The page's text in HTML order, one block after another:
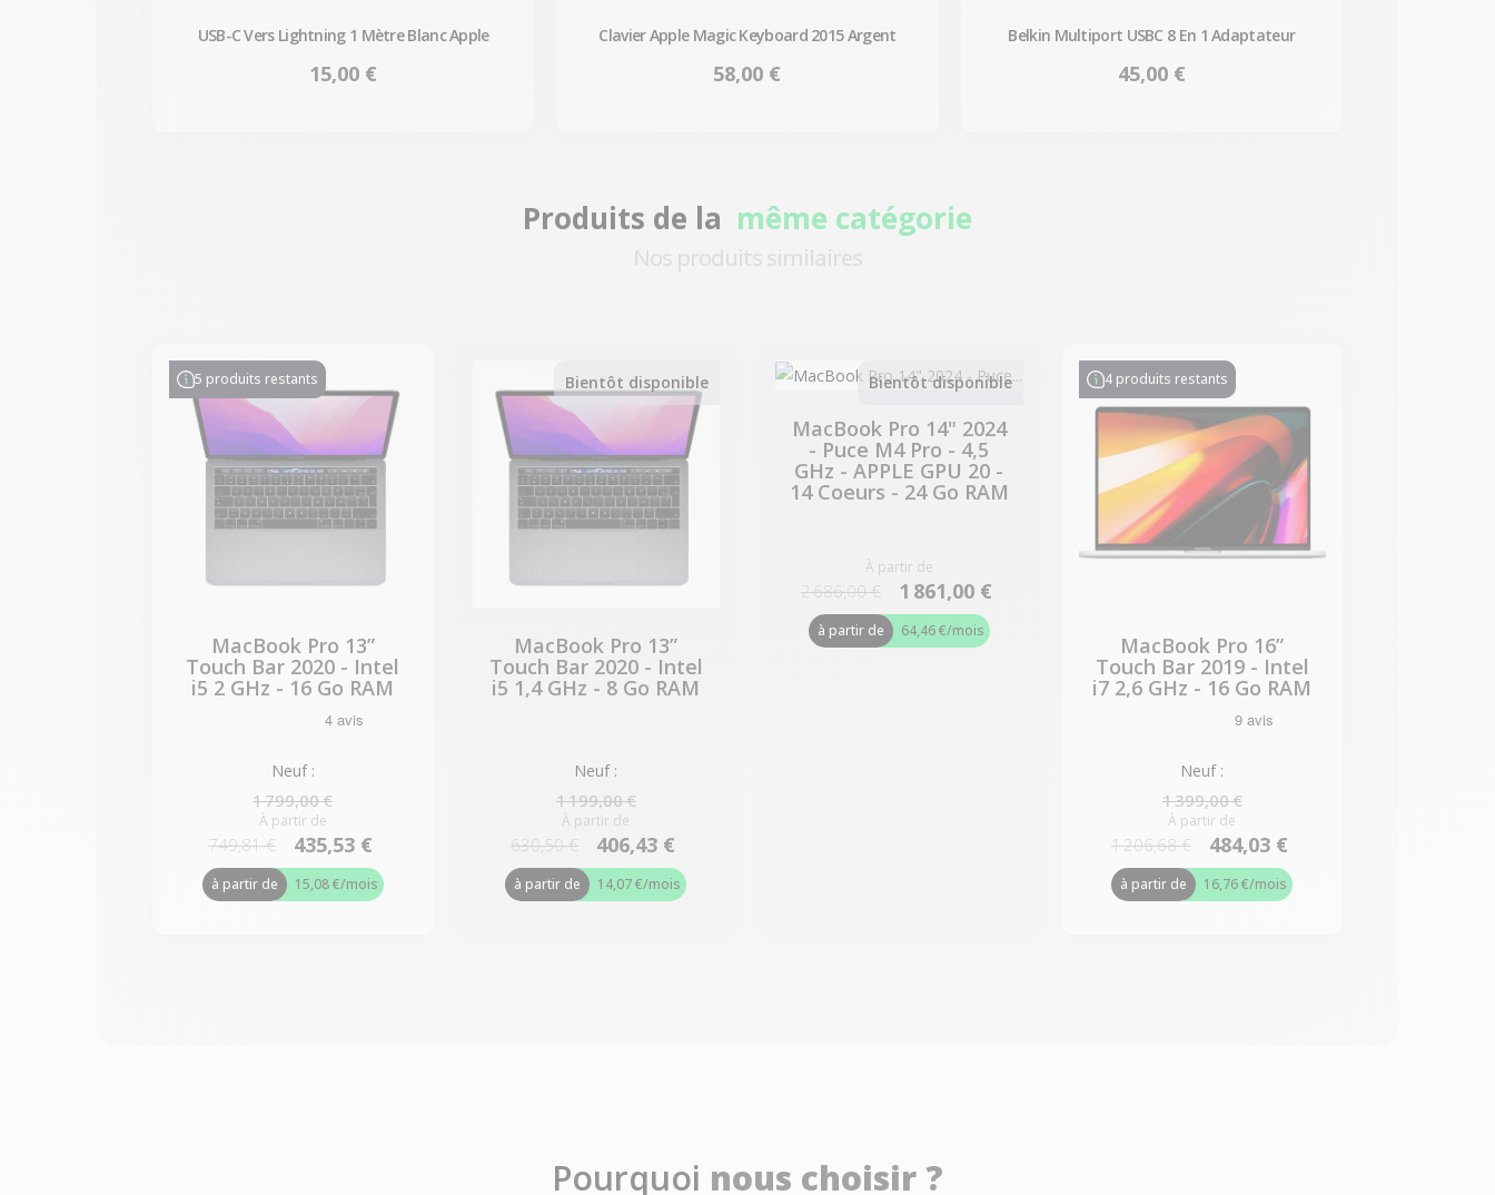
USB-C Vers Lightning 1 Mètre Blanc Apple
Prix
15,00 €
Clavier Apple Magic Keyboard 2015 Argent
Prix
58,00 €
Belkin Multiport USBC 8 En 1 Adaptateur
Prix
45,00 €
Produits de la même catégorie
Nos produits similaires
5 produits restants
MacBook Pro 13”
Touch Bar 2020 - Intel
i5 2 GHz - 16 Go RAM
Neuf :
1 799,00 €
À partir de
749,81 € 435,53 €
à partir de 15,08 €/mois
Bientôt disponible
MacBook Pro 13”
Touch Bar 2020 - Intel
i5 1,4 GHz - 8 Go RAM
Neuf :
1 199,00 €
À partir de
630,50 € 406,43 €
à partir de 14,07 €/mois
Bientôt disponible
MacBook Pro 14" 2024
- Puce M4 Pro - 4,5
GHz - APPLE GPU 20 -
14 Coeurs - 24 Go RAM
À partir de
2 686,00 € 1 861,00 €
à partir de 64,46 €/mois
4 produits restants
MacBook Pro 16”
Touch Bar 2019 - Intel
i7 2,6 GHz - 16 Go RAM
Neuf :
1 399,00 €
À partir de
1 206,68 € 484,03 €
à partir de 16,76 €/mois
Pourquoi nous choisir ?